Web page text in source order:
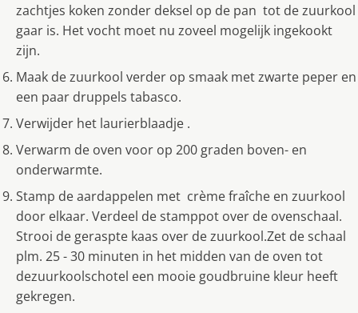
zachtjes koken zonder deksel op de pan tot de zuurkool
gaar is. Het vocht moet nu zoveel mogelijk ingekookt
zijn.
Maak de zuurkool verder op smaak met zwarte peper en
een paar druppels tabasco.
Verwijder het laurierblaadje .
Verwarm de oven voor op 200 graden boven- en
onderwarmte.
Stamp de aardappelen met crème fraîche en zuurkool
door elkaar. Verdeel de stamppot over de ovenschaal.
Strooi de geraspte kaas over de zuurkool.Zet de schaal
plm. 25 - 30 minuten in het midden van de oven tot
dezuurkoolschotel een mooie goudbruine kleur heeft
gekregen.